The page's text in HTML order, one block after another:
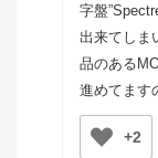
字盤
出来てしま
品のある
進めてます
+2